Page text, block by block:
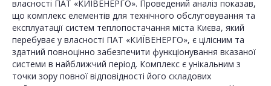
власності ПАТ «КИЇВЕНЕРГО». Проведений аналіз показав,
що комплекс елементів для технічного обслуговування та
експлуатації систем теплопостачання міста Києва, який
перебуває у власності ПАТ «КИЇВЕНЕРГО», є цілісним та
здатний повноцінно забезпечити функціонування вказаної
системи в найближчий період. Комплекс є унікальним з
точки зору повної відповідності його складових